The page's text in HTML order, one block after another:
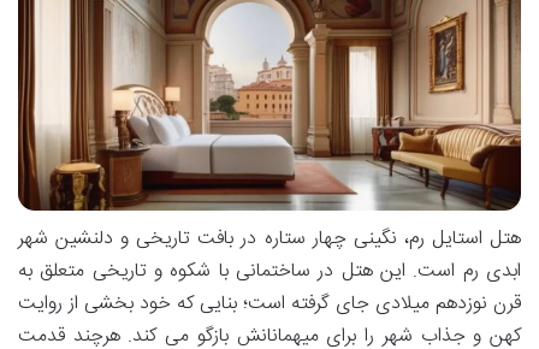
هتل استایل رم، نگینی چهار ستاره در بافت تاریخی و دلنشین شهر
ابدی رم است. این هتل در ساختمانی با شکوه و تاریخی متعلق به
قرن نوزدهم میلادی جای گرفته است؛ بنایی که خود بخشی از روایت
کهن و جذاب شهر را برای میهمانانش بازگو می کند. هرچند قدمت